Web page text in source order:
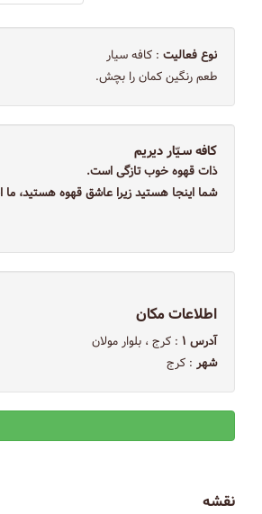
نوع فعالیت : کافه سیار
طعم رنگین کمان را بچش.
کافه سـیّار دیریم
ذات قهوه خوب تازگی است.
شما اینجا هستید زیرا عاشق قهوه هستید، ما
اطلاعات مکان
آدرس ۱
: کرج ، بلوار مولان
شهر : کرج
نقشه